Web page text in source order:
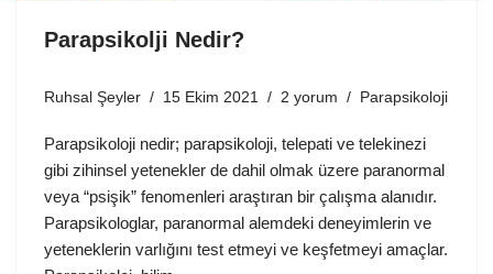
Parapsikolji Nedir?
Ruhsal Şeyler 15 Ekim 2021 2 yorum Parapsikoloji
Parapsikoloji nedir; parapsikoloji, telepati ve telekinezi
gibi zihinsel yetenekler de dahil olmak üzere paranormal
veya “psişik” fenomenleri araştıran bir çalışma alanıdır.
Parapsikologlar, paranormal alemdeki deneyimlerin ve
yeteneklerin varlığını test etmeyi ve keşfetmeyi amaçlar.